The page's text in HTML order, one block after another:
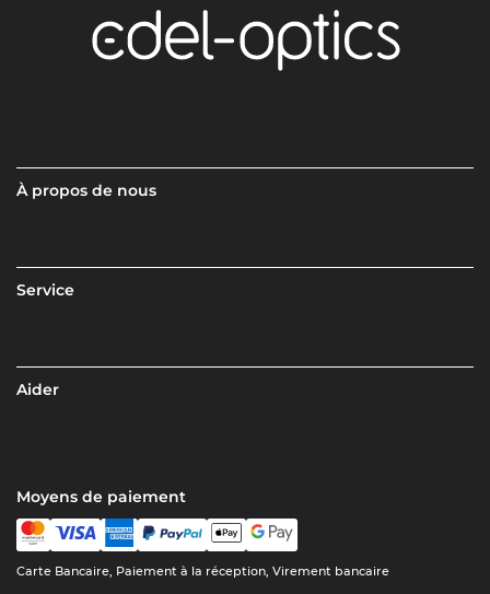
À propos de nous
Service
Aider
Moyens de paiement
Carte Bancaire, Paiement à la réception, Virement bancaire